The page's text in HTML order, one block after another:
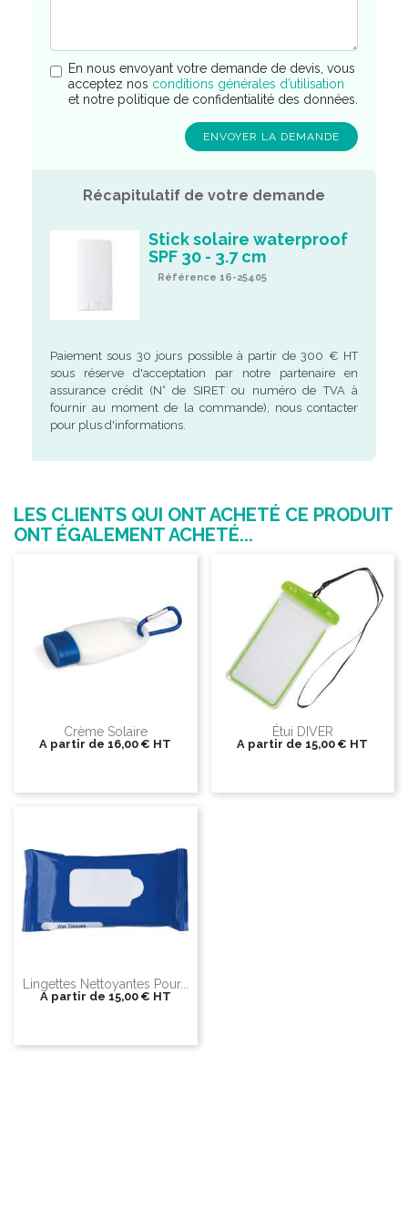
En nous envoyant votre demande de devis, vous
acceptez nos conditions générales d’utilisation
et notre politique de confidentialité des données.
Récapitulatif de votre demande
Stick solaire waterproof
SPF 30 - 3.7 cm
Référence 16-25405
Paiement sous 30 jours possible à partir de 300 € HT
sous réserve d'acceptation par notre partenaire en
assurance crédit (N° de SIRET ou numéro de TVA à
fournir au moment de la commande), nous contacter
pour plus d'informations.
LES CLIENTS QUI ONT ACHETÉ CE PRODUIT
ONT ÉGALEMENT ACHETÉ...
Crème Solaire
A partir de 16,00 € HT
Étui DIVER
A partir de 15,00 € HT
Lingettes Nettoyantes Pour...
A partir de 15,00 € HT